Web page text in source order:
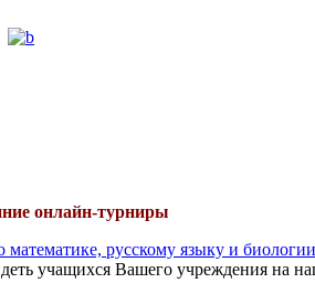
онлайн-турниры
русскому языку и биологии
учащихся Вашего учреждения на